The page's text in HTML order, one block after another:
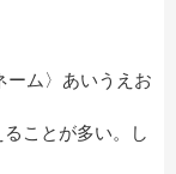
ーム〉あいうえお
ことが多い。し